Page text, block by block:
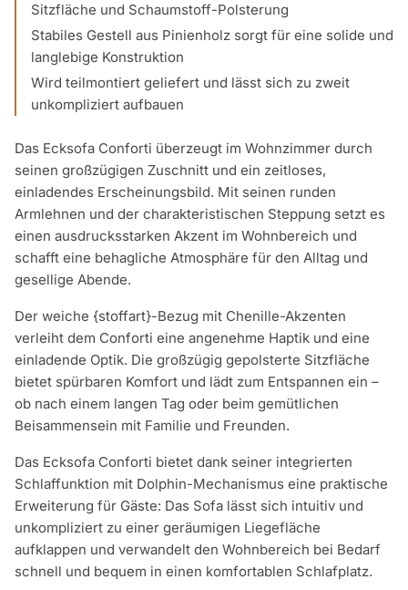
Sitzfläche und Schaumstoff-Polsterung
Stabiles Gestell aus Pinienholz sorgt für eine solide und
langlebige Konstruktion
Wird teilmontiert geliefert und lässt sich zu zweit
unkompliziert aufbauen
Das Ecksofa Conforti überzeugt im Wohnzimmer durch
seinen großzügigen Zuschnitt und ein zeitloses,
einladendes Erscheinungsbild. Mit seinen runden
Armlehnen und der charakteristischen Steppung setzt es
einen ausdrucksstarken Akzent im Wohnbereich und
schafft eine behagliche Atmosphäre für den Alltag und
gesellige Abende.
Der weiche {stoffart}-Bezug mit Chenille-Akzenten
verleiht dem Conforti eine angenehme Haptik und eine
einladende Optik. Die großzügig gepolsterte Sitzfläche
bietet spürbaren Komfort und lädt zum Entspannen ein –
ob nach einem langen Tag oder beim gemütlichen
Beisammensein mit Familie und Freunden.
Das Ecksofa Conforti bietet dank seiner integrierten
Schlaffunktion mit Dolphin-Mechanismus eine praktische
Erweiterung für Gäste: Das Sofa lässt sich intuitiv und
unkompliziert zu einer geräumigen Liegefläche
aufklappen und verwandelt den Wohnbereich bei Bedarf
schnell und bequem in einen komfortablen Schlafplatz.